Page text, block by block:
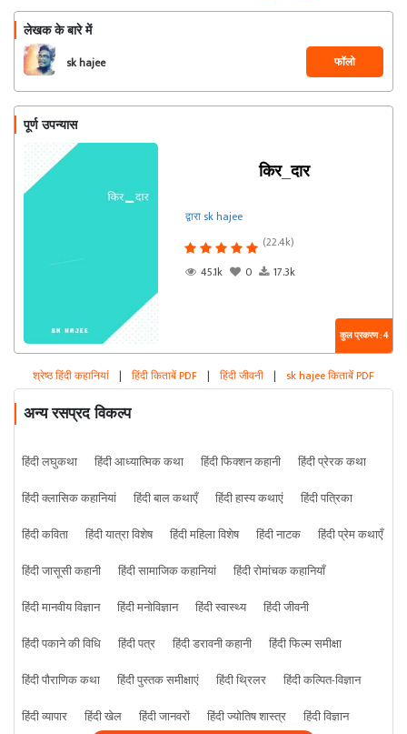
लेखक के बारे में
sk hajee फॉलो
पूर्ण उपन्यास
किर_दार
द्वारा sk hajee
(22.4k)
45.1k
0 17.3k
कुल प्रकरण : 4
श्रेष्ठ हिंदी कहानियां | हिंदी किताबें PDF | हिंदी जीवनी | sk hajee किताबें PDF
अन्य रसप्रद विकल्प
हिंदी लघुकथा हिंदी आध्यात्मिक कथा हिंदी फिक्शन कहानी
हिंदी प्रेरक कथा
हिंदी क्लासिक कहानियां
हिंदी बाल कथाएँ हिंदी हास्य कथाएं
हिंदी पत्रिका
हिंदी कविता
हिंदी यात्रा विशेष हिंदी महिला विशेष हिंदी नाटक
हिंदी प्रेम कथाएँ
हिंदी जासूसी कहानी
हिंदी सामाजिक कहानियां
हिंदी रोमांचक कहानियाँ
हिंदी मानवीय विज्ञान
हिंदी मनोविज्ञान हिंदी स्वास्थ्य
हिंदी जीवनी
हिंदी पकाने की विधि
हिंदी पत्र हिंदी डरावनी कहानी
हिंदी फिल्म समीक्षा
हिंदी पौराणिक कथा
हिंदी पुस्तक समीक्षाएं हिंदी थ्रिलर
हिंदी कल्पित-विज्ञान
हिंदी व्यापार
हिंदी खेल हिंदी जानवरों हिंदी ज्योतिष शास्त्र हिंदी विज्ञान